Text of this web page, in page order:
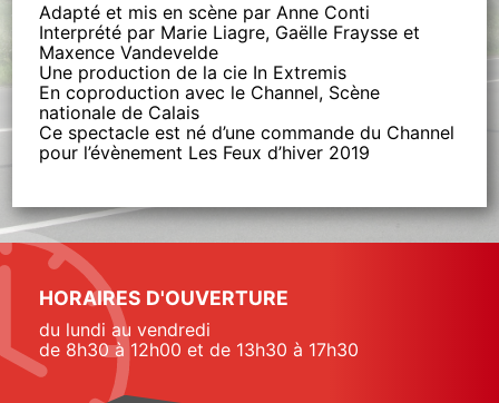
Adapté et mis en scène par Anne Conti
Interprété par Marie Liagre, Gaëlle Fraysse et
Maxence Vandevelde
Une production de la cie In Extremis
En coproduction avec le Channel, Scène
nationale de Calais
Ce spectacle est né d’une commande du Channel
pour l’évènement Les Feux d’hiver 2019
HORAIRES D'OUVERTURE
du lundi au vendredi
de 8h30 à 12h00 et de 13h30 à 17h30